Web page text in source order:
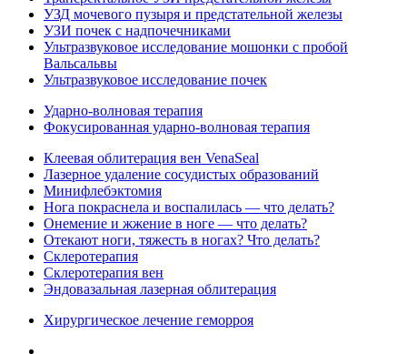
УЗД мочевого пузыря и предстательной железы
УЗИ почек с надпочечниками
Ультразвуковое исследование мошонки с пробой
Вальсальвы
Ультразвуковое исследование почек
Ударно-волновая терапия
Фокусированная ударно-волновая терапия
Клеевая облитерация вен VenaSeal
Лазерное удаление сосудистых образований
Минифлебэктомия
Нога покраснела и воспалилась — что делать?
Онемение и жжение в ноге — что делать?
Отекают ноги, тяжесть в ногах? Что делать?
Склеротерапия
Склеротерапия вен
Эндовазальная лазерная облитерация
Хирургическое лечение геморроя